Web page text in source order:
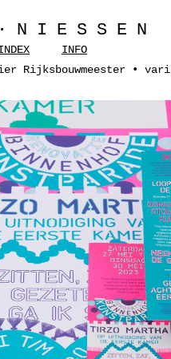
INFO
Rijksbouwmeester •